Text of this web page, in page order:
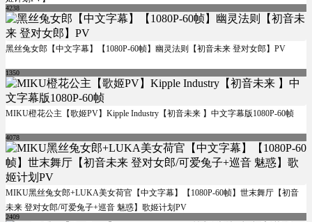
4238
黑丝兔女郎【中文字幕】【1080P-60帧】幽灵法则【初音未来 登对女郎】PV
1350
MIKU橙花公主【歌姬PV】Kipple Industry【初音未来 】中文字幕版1080P-60帧
4078
MIKU黑丝兔女郎+LUKA美女荷官【中文字幕】【1080P-60帧】世末舞厅【初音
未来 登对女郎/可爱兔子+巡音 魅惑】歌姬计划PV
2409